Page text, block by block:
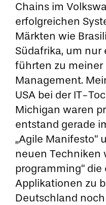
Chains im
erfolgreichen
Märkten wie
Südafrika, um nur
führten zu meiner
Management.
USA bei der IT-
Michigan waren
entstand gerade
„Agile Manifesto“
neuen Techniken
programming“ die
Applikationen zu
Deutschland